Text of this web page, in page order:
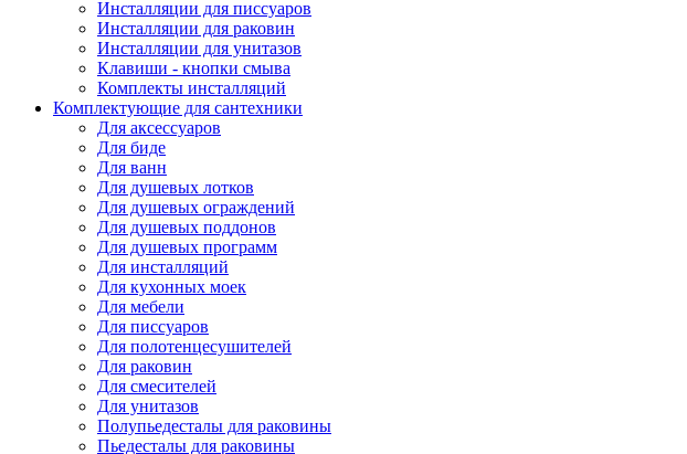
Инсталляции для писсуаров
Инсталляции для раковин
Инсталляции для унитазов
Клавиши - кнопки смыва
Комплекты инсталляций
Комплектующие для сантехники
Для аксессуаров
Для биде
Для ванн
Для душевых лотков
Для душевых ограждений
Для душевых поддонов
Для душевых программ
Для инсталляций
Для кухонных моек
Для мебели
Для писсуаров
Для полотенцесушителей
Для раковин
Для смесителей
Для унитазов
Полупьедесталы для раковины
Пьедесталы для раковины